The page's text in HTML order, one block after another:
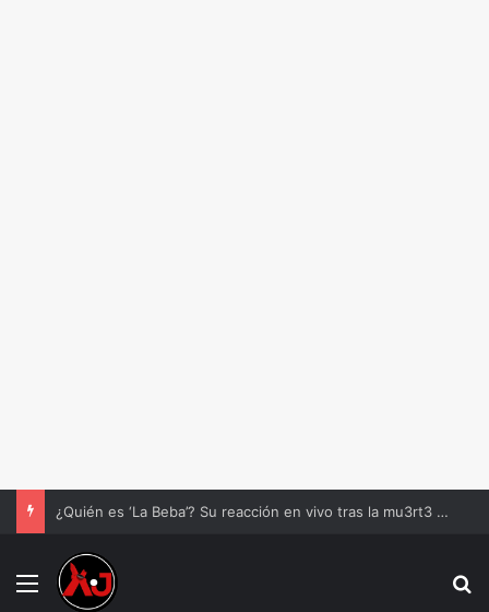
¿Quién es ‘La Beba’? Su reacción en vivo tras la mu3rt3 de César Gastélum se viraliza
Menu